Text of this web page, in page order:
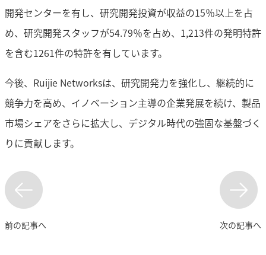
開発センターを有し、研究開発投資が収益の15％以上を占
め、研究開発スタッフが54.79％を占め、1,213件の発明特許
を含む1261件の特許を有しています。
今後、Ruijie Networksは、研究開発力を強化し、継続的に
競争力を高め、イノベーション主導の企業発展を続け、製品
市場シェアをさらに拡大し、デジタル時代の強固な基盤づく
りに貢献します。
前の記事へ 次の記事へ